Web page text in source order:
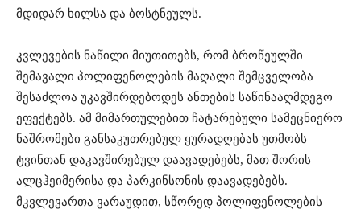
მდიდარ ხილსა და ბოსტნეულს.
კვლევების ნაწილი მიუთითებს, რომ ბროწეულში
შემავალი პოლიფენოლების მაღალი შემცველობა
შესაძლოა უკავშირდებოდეს ანთების საწინააღმდეგო
ეფექტებს. ამ მიმართულებით ჩატარებული სამეცნიერო
ნაშრომები განსაკუთრებულ ყურადღებას უთმობს
ტვინთან დაკავშირებულ დაავადებებს, მათ შორის
ალცჰეიმერისა და პარკინსონის დაავადებებს.
მკვლევართა ვარაუდით, სწორედ პოლიფენოლების